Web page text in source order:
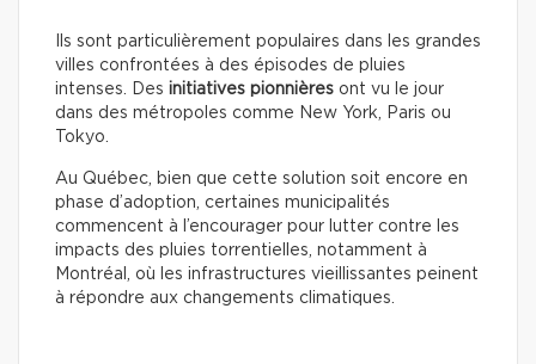
Ils sont particulièrement populaires dans les grandes
villes confrontées à des épisodes de pluies
intenses. Des initiatives pionnières ont vu le jour
dans des métropoles comme New York, Paris ou
Tokyo.
Au Québec, bien que cette solution soit encore en
phase d’adoption, certaines municipalités
commencent à l’encourager pour lutter contre les
impacts des pluies torrentielles, notamment à
Montréal, où les infrastructures vieillissantes peinent
à répondre aux changements climatiques.